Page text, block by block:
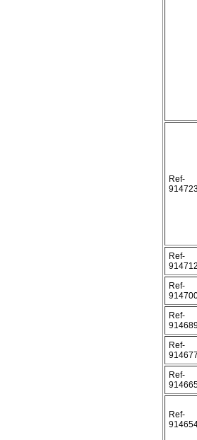
Ref-
Ref-
Ref-
Ref-
Ref-
Ref-
Ref-